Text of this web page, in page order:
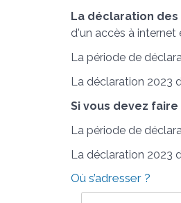
La déclaration
d'un accès à internet
La période de
La déclaration 2023
Si vous devez
La période de
La déclaration 2023
Où s’adresser ?